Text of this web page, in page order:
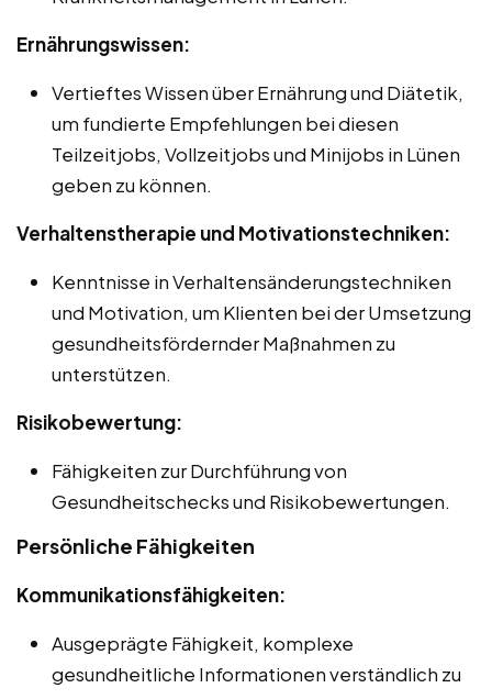
Ernährungswissen:
Vertieftes Wissen über Ernährung und Diätetik,
um fundierte Empfehlungen bei diesen
Teilzeitjobs, Vollzeitjobs und Minijobs in Lünen
geben zu können.
Verhaltenstherapie und Motivationstechniken:
Kenntnisse in Verhaltensänderungstechniken
und Motivation, um Klienten bei der Umsetzung
gesundheitsfördernder Maßnahmen zu
unterstützen.
Risikobewertung:
Fähigkeiten zur Durchführung von
Gesundheitschecks und Risikobewertungen.
Persönliche Fähigkeiten
Kommunikationsfähigkeiten:
Ausgeprägte Fähigkeit, komplexe
gesundheitliche Informationen verständlich zu